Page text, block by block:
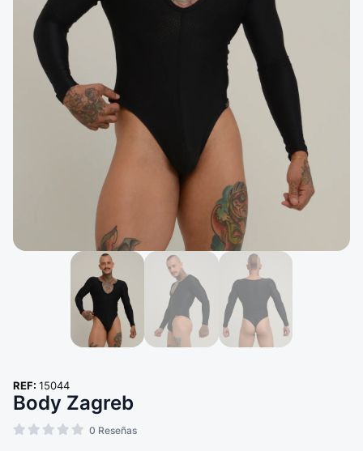
REF: 15044
Body Zagreb
0 Reseñas